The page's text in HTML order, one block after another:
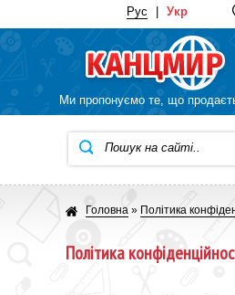
Рус Укр
Ми пропонуємо те, що
Головна » Політика
Політика